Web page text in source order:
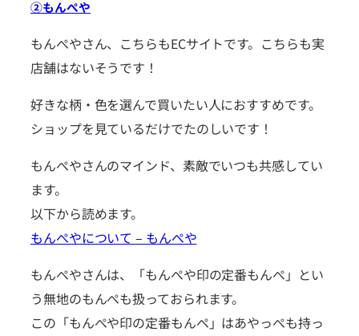
②もんぺや
もんぺやさん、こちらもECサイトです。こちらも実
店舗はないそうです！
好きな柄・色を選んで買いたい人におすすめです。
ショップを見ているだけでたのしいです！
もんぺやさんのマインド、素敵でいつも共感してい
ます。
以下から読めます。
もんぺやについて – もんぺや
もんぺやさんは、「もんぺや印の定番もんぺ」とい
う無地のもんぺも扱っておられます。
この「もんぺや印の定番もんぺ」はあやっぺも持っ